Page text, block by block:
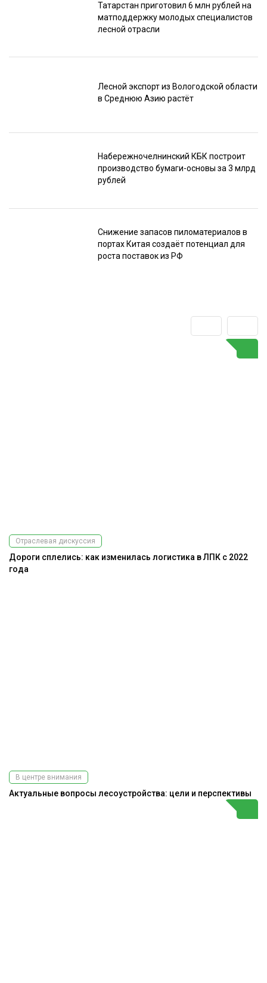
Татарстан приготовил 6 млн рублей на
матподдержку молодых специалистов
лесной отрасли
Лесной экспорт из Вологодской области
в Среднюю Азию растёт
Набережночелнинский КБК построит
производство бумаги-основы за 3 млрд
рублей
Снижение запасов пиломатериалов в
портах Китая создаёт потенциал для
роста поставок из РФ
Отраслевая дискуссия
Дороги сплелись: как изменилась логистика в ЛПК с 2022
года
В центре внимания
Актуальные вопросы лесоустройства: цели и перспективы